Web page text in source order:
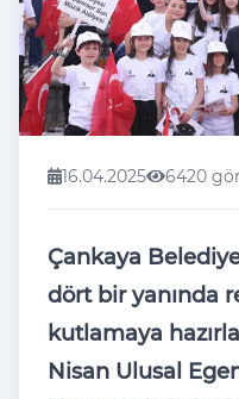
16.04.2025 6420
Çankaya
dört bir yanında
kutlamaya
Nisan Ulusal